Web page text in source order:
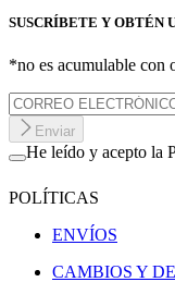
SUSCRÍBETE Y OBTÉN
*no es acumulable con
Enviar
He leído y acepto la
POLÍTICAS
ENVÍOS
CAMBIOS Y